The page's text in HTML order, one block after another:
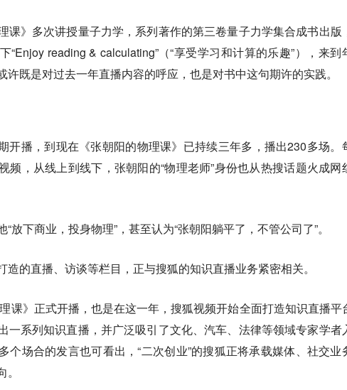
课》多次讲授量子力学，系列著作的第三卷量子力学集合成书出版
“Enjoy reading & calculating”（“享受学习和计算的乐趣”），来到
许既是对过去一年直播内容的呼应，也是对书中这句期许的实践。
开播，到现在《张朝阳的物理课》已持续三年多，播出230多场。
频，从线上到线下，张朝阳的“物理老师”身份也从热搜话题火成网
放下商业，投身物理”，甚至认为“张朝阳躺平了，不管公司了”。
的直播、访谈等栏目，正与搜狐的知识直播业务紧密相关。
课》正式开播，也是在这一年，搜狐视频开始全面打造知识直播平
一系列知识直播，并广泛吸引了文化、汽车、法律等领域专家学者
个场合的发言也可看出，“二次创业”的搜狐正将承载媒体、社交业